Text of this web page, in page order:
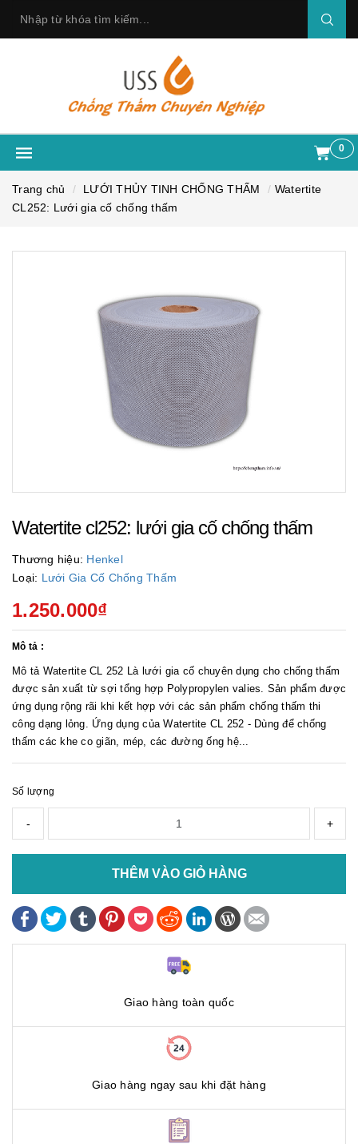
0
Trang chủ LƯỚI THỦY TINH CHỐNG THẤM
Watertite
CL252: Lưới gia cố chống thấm
Watertite cl252: lưới gia cố chống thấm
Thương hiệu: Henkel
Loại: Lưới Gia Cố Chống Thấm
1.250.000₫
Mô tả :
Mô tả Watertite CL 252 Là lưới gia cố chuyên dụng cho chống thấm
được sản xuất từ sợi tổng hợp Polypropylen valies. Sản phẩm được
ứng dụng rộng rãi khi kết hợp với các sản phẩm chống thấm thi
công dạng lỏng. Ứng dụng của Watertite CL 252 - Dùng để chống
thấm các khe co giãn, mép, các đường ống hệ...
Số lượng
- +
THÊM VÀO GIỎ HÀNG
Giao hàng toàn quốc
Giao hàng ngay sau khi đặt hàng